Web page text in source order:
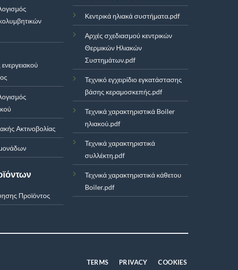
Ακτινοβολίας
Προϊόντος
Κεντρικά ηλιακά συστήματα.pdf
Αρχές σχεδιασμού κεντρικών
Θερμικών Ηλιακών
Συστημάτων.pdf
Τεχνικό εγχειρίδιο εγκατάστασης
βάσης κεραμοσκεπής.pdf
Τεχνικά χαρακτηριστικά Boiler
ηλιακού.pdf
Τεχνικά χαρακτηριστικά
συλλέκτη.pdf
Τεχνικά χαρακτηριστικά κάθετου
Boiler.pdf
TERMS PRIVACY COOKIES